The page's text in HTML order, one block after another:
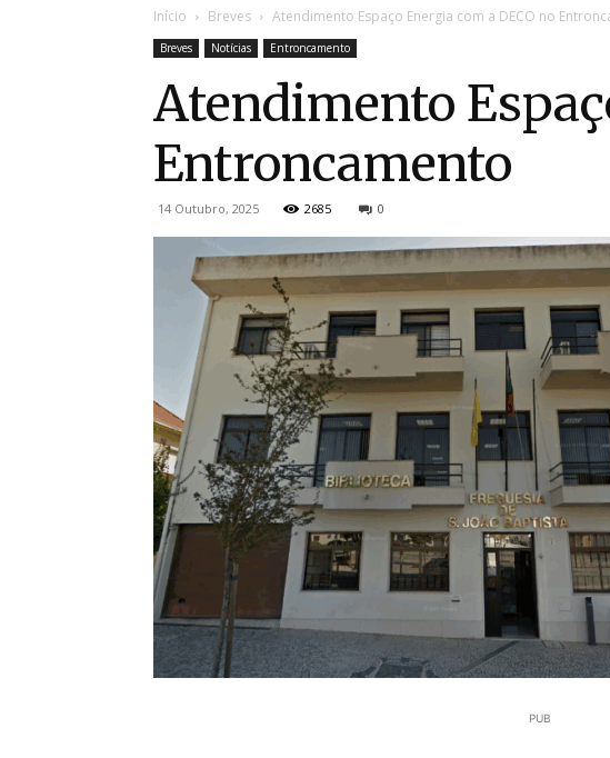
Início Breves Atendimento Espaço Energia com a DECO no
Breves Notícias Entroncamento
Atendimento
Entroncamento
14 Outubro, 2025 2685 0
PUB